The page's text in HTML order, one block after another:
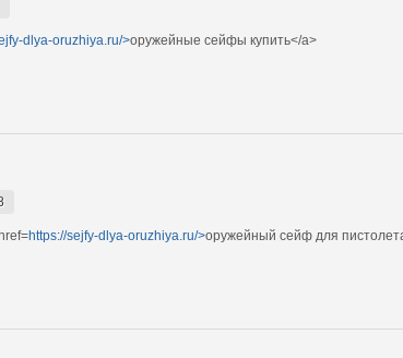
dlya-oruzhiya.ru/>оружейные сейфы купить</a>
https://sejfy-dlya-oruzhiya.ru/>оружейный сейф для